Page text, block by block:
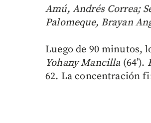
Amú, Andrés Correa;
Palomeque, Brayan
Luego de 90 minutos,
Yohany Mancilla (64’).
62. La concentración